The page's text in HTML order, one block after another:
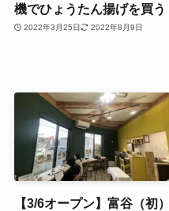
機でひょうたん揚げを買う
2022年3月25日 2022年8月9日
【3/6オープン】富谷（初）